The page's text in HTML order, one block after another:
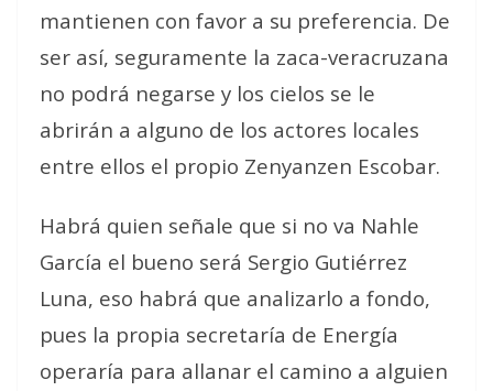
mantienen con favor a su preferencia. De
ser así, seguramente la zaca-veracruzana
no podrá negarse y los cielos se le
abrirán a alguno de los actores locales
entre ellos el propio Zenyanzen Escobar.
Habrá quien señale que si no va Nahle
García el bueno será Sergio Gutiérrez
Luna, eso habrá que analizarlo a fondo,
pues la propia secretaría de Energía
operaría para allanar el camino a alguien